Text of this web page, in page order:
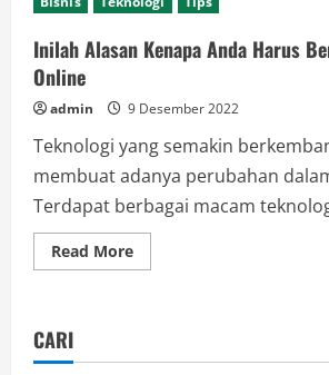
Inilah Alasan Kenapa Anda Harus
Online
admin 9 Desember 2022
Teknologi yang semakin
membuat adanya perubahan
Terdapat berbagai macam
Read MoreRead
more
Harus
CARI